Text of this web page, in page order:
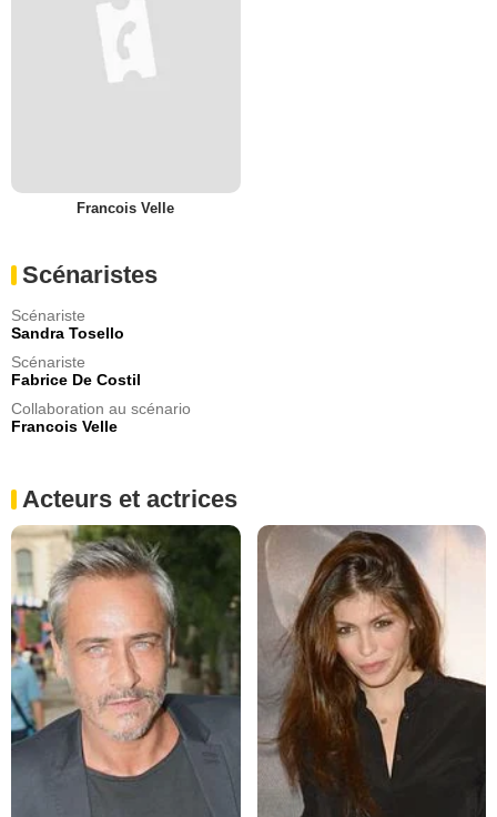
Francois Velle
Scénaristes
Scénariste
Sandra Tosello
Scénariste
Fabrice De Costil
Collaboration au scénario
Francois Velle
Acteurs et actrices